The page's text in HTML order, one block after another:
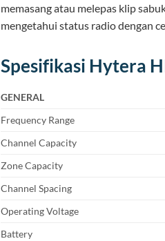
memasang atau melepas klip
mengetahui status radio dengan
Spesifikasi Hytera
GENERAL
Frequency Range
Channel Capacity
Zone Capacity
Channel Spacing
Operating Voltage
Battery